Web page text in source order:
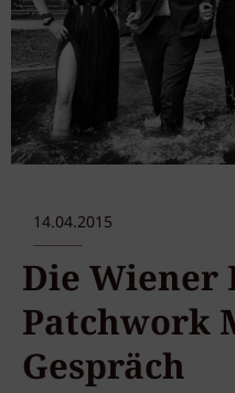
14.04.2015
Die Wiener
Patchwork
Gespräch